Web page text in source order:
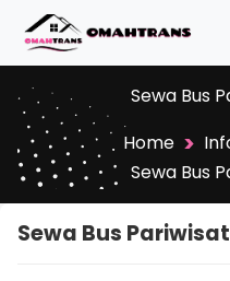
Sewa Bus
Home >
Sewa Bus
Sewa Bus